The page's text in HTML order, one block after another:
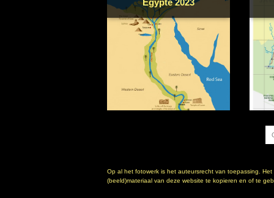
Op al het fotowerk is het auteursrecht van toepassing.
(beeld)materiaal van deze website te kopieren en of te